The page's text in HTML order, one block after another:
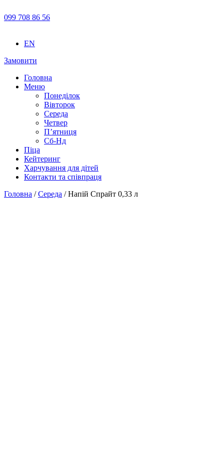
099 708 86 56
EN
Замовити
Головна
Меню
Понеділок
Вівторок
Середа
Четвер
П’ятниця
Сб-Нд
Піца
Кейтеринг
Харчування для дітей
Контакти та співпраця
Головна /Середа / Напій Спрайт 0,33 л